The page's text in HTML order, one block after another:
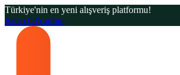
Türkiye'nin en yeni alışveriş platformu!
Satıcı OlYardım